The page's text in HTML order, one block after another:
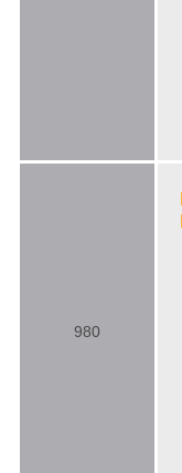
980